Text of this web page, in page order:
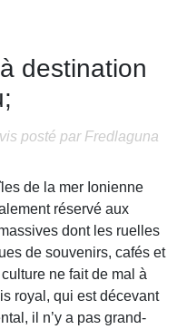
destination
posté par Fredlaguna
de la mer Ionienne
réservé aux
dont les ruelles
de souvenirs, cafés et
ne fait de mal à
royal, qui est décevant
il n’y a pas grand-